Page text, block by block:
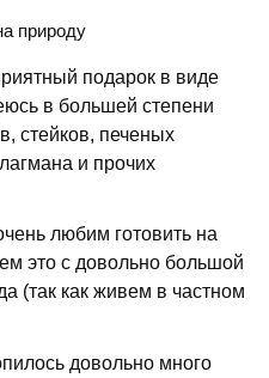
подарок в виде
в большей степени
стейков, печеных
и прочих
любим готовить на
это с довольно большой
(так как живем в частном
довольно много